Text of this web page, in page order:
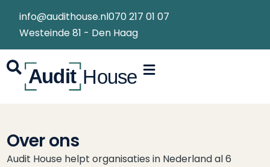
info@audithouse.nl070 217 01 07
Westeinde 81 - Den Haag
Over ons
Audit House helpt organisaties in Nederland al 6